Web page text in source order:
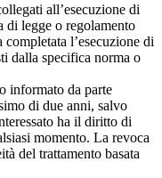
all’esecuzione di
di legge o regolamento
l’esecuzione di
dalla specifica norma o
informato da parte
di due anni, salvo
ha il diritto di
momento. La revoca
del trattamento basata